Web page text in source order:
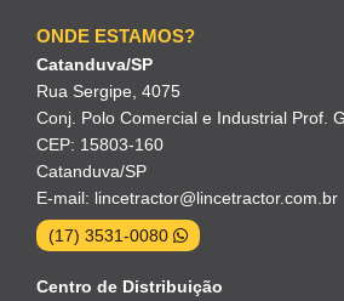
ONDE ESTAMOS?
Catanduva/SP
Rua Sergipe, 4075
Conj. Polo Comercial e Industrial Prof.
CEP: 15803-160
Catanduva/SP
E-mail: lincetractor@lincetractor.com.br
(17) 3531-0080
Centro de Distribuição